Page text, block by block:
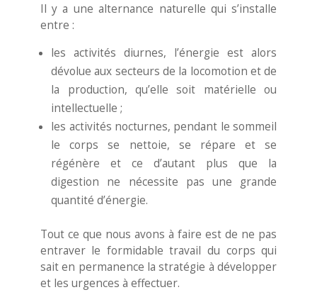
Il y a une alternance naturelle qui s’installe
entre :
les activités diurnes, l’énergie est alors
dévolue aux secteurs de la locomotion et de
la production, qu’elle soit matérielle ou
intellectuelle ;
les activités nocturnes, pendant le sommeil
le corps se nettoie, se répare et se
régénère et ce d’autant plus que la
digestion ne nécessite pas une grande
quantité d’énergie.
Tout ce que nous avons à faire est de ne pas
entraver le formidable travail du corps qui
sait en permanence la stratégie à développer
et les urgences à effectuer.